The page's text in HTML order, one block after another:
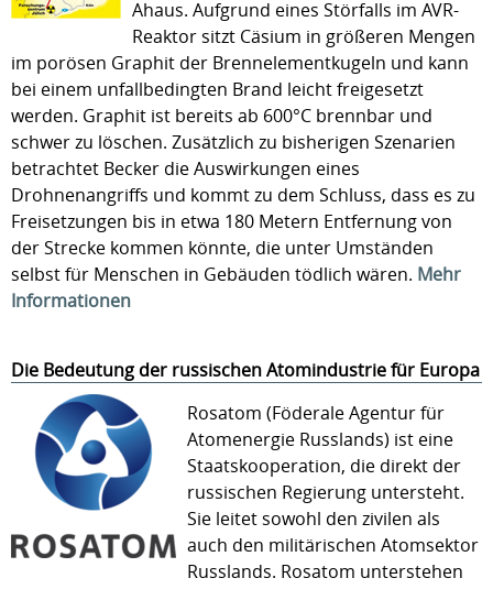
Ahaus. Aufgrund eines Störfalls im AVR-
Reaktor sitzt Cäsium in größeren Mengen
im porösen Graphit der Brennelementkugeln und kann
bei einem unfallbedingten Brand leicht freigesetzt
werden. Graphit ist bereits ab 600°C brennbar und
schwer zu löschen. Zusätzlich zu bisherigen Szenarien
betrachtet Becker die Auswirkungen eines
Drohnenangriffs und kommt zu dem Schluss, dass es zu
Freisetzungen bis in etwa 180 Metern Entfernung von
der Strecke kommen könnte, die unter Umständen
selbst für Menschen in Gebäuden tödlich wären. Mehr
Informationen
Die Bedeutung der russischen Atomindustrie für Europa
Rosatom (Föderale Agentur für
Atomenergie Russlands) ist eine
Staatskooperation, die direkt der
russischen Regierung untersteht.
Sie leitet sowohl den zivilen als
auch den militärischen Atomsektor
Russlands. Rosatom unterstehen